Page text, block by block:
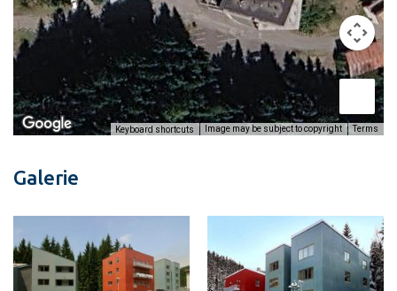
Keyboard shortcuts Image may be subject to copyright Terms
Galerie